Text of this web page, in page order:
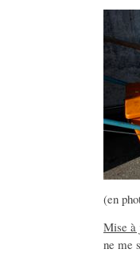
(en
Mise à
ne me